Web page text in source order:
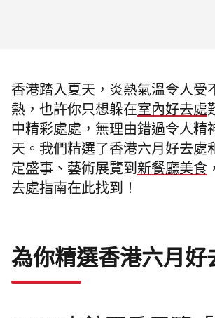
香港踏入夏天，炎熱氣溫令人受
熱，也許你只想躲在室內好去處
中精彩處處，無理由錯過令人精
天。我們精選了香港六月好去處
定盛事、藝術展覽到新餐廳美食
去處指南在此找到！
為你精選香港六月好